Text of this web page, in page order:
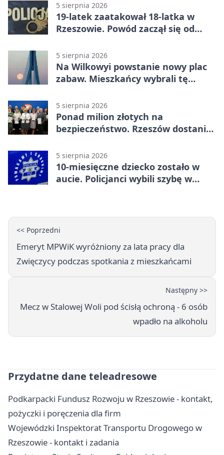
5 sierpnia 2026
19-latek zaatakował 18-latka w
Rzeszowie. Powód zaczął się od
5 sierpnia 2026
Na Wilkowyi powstanie nowy plac
zabaw. Mieszkańcy wybrali tę
5 sierpnia 2026
Ponad milion złotych na
bezpieczeństwo. Rzeszów dostanie
5 sierpnia 2026
10-miesięczne dziecko zostało w
aucie. Policjanci wybili szybę w
<< Poprzedni
Emeryt MPWiK wyróżniony za lata pracy dla
Zwięczycy podczas spotkania z mieszkańcami
Następny >>
Mecz w Stalowej Woli pod ścisłą ochroną - 6 osób
wpadło na alkoholu
Przydatne dane teleadresowe
Podkarpacki Fundusz Rozwoju w Rzeszowie - kontakt,
pożyczki i poręczenia dla firm
Wojewódzki Inspektorat Transportu Drogowego w
Rzeszowie - kontakt i zadania